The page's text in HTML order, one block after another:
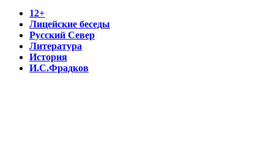
12+
Лицейские беседы
Русский Север
Литература
История
И.С.Фрадков